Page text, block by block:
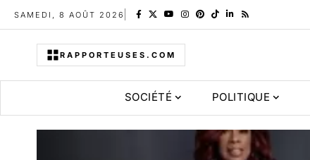
SAMEDI, 8 AOÛT 2026
RAPPORTEUSES.COM
SOCIÉTÉ POLITIQUE